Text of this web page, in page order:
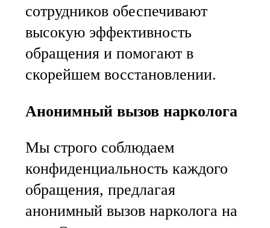
сотрудников обеспечивают
высокую эффективность
обращения и помогают в
скорейшем восстановлении.
Анонимный вызов нарколога
Мы строго соблюдаем
конфиденциальность каждого
обращения, предлагая
анонимный вызов нарколога на